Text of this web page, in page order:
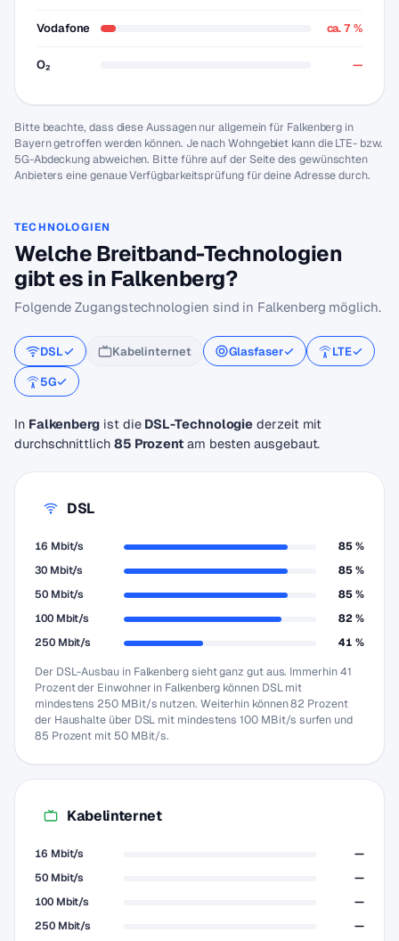
Vodafone ca. 7 %
O₂ —
Bitte beachte, dass diese Aussagen nur allgemein für Falkenberg in
Bayern getroffen werden können. Je nach Wohngebiet kann die LTE- bzw.
5G-Abdeckung abweichen. Bitte führe auf der Seite des gewünschten
Anbieters eine genaue Verfügbarkeitsprüfung für deine Adresse durch.
TECHNOLOGIEN
Welche Breitband-Technologien
gibt es in Falkenberg?
Folgende Zugangstechnologien sind in Falkenberg möglich.
DSL Kabelinternet Glasfaser
LTE
5G
In Falkenberg ist die DSL-Technologie derzeit mit
durchschnittlich 85 Prozentam besten ausgebaut.
DSL
16 Mbit/s
85 %
30 Mbit/s
85 %
50 Mbit/s
85 %
100 Mbit/s
82 %
250 Mbit/s
41 %
Der DSL-Ausbau in Falkenberg sieht ganz gut aus. Immerhin 41
Prozent der Einwohner in Falkenberg können DSL mit
mindestens 250 MBit/s nutzen. Weiterhin können 82 Prozent
der Haushalte über DSL mit mindestens 100 MBit/s surfen und
85 Prozent mit 50 MBit/s.
Kabelinternet
16 Mbit/s
—
50 Mbit/s
—
100 Mbit/s
—
250 Mbit/s
—